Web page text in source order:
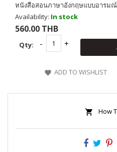
หนังสือสอนภาษาอังกฤษแบบอารม
Availability: In stock
560.00 THB
Qty:
ADD TO WISHLIST
How